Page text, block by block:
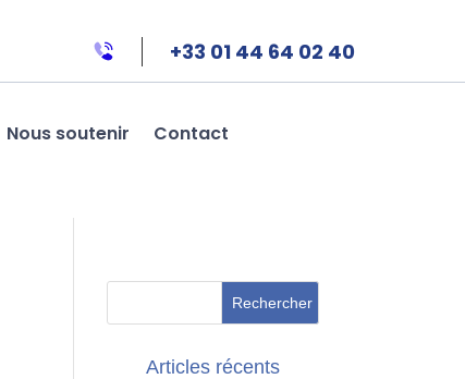
+33 01 44 64 02 40
Nous soutenir Contact
Articles récents